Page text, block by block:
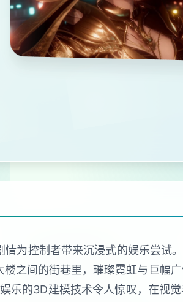
为控制者带来沉浸式的娱乐尝试
之间的街巷里，璀璨霓虹与巨幅
乐的3D建模技术令人惊叹，在视